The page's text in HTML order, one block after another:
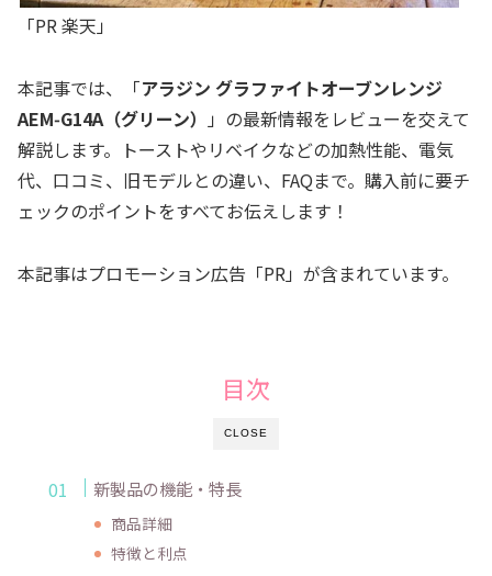
「PR 楽天」
本記事では、「アラジン グラファイトオーブンレンジ
AEM‑G14A（グリーン）
」の最新情報をレビューを交えて
解説します。トーストやリベイクなどの加熱性能、電気
代、口コミ、旧モデルとの違い、FAQまで。購入前に要チ
ェックのポイントをすべてお伝えします！
本記事はプロモーション広告「PR」が含まれています。
CLOSE
目次
新製品の機能・特長
商品詳細
特徴と利点